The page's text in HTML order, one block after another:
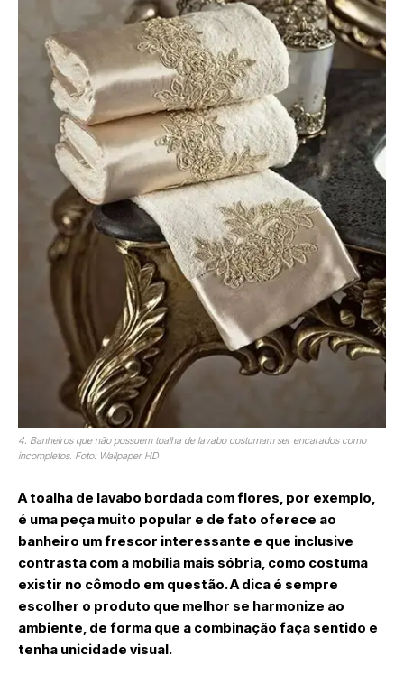
4. Banheiros que não possuem toalha de lavabo costumam ser encarados como
incompletos. Foto: Wallpaper HD
A toalha de lavabo bordada com flores, por exemplo,
é uma peça muito popular e de fato oferece ao
banheiro um frescor interessante e que inclusive
contrasta com a mobília mais sóbria, como costuma
existir no cômodo em questão. A dica é sempre
escolher o produto que melhor se harmonize ao
ambiente, de forma que a combinação faça sentido e
tenha unicidade visual.